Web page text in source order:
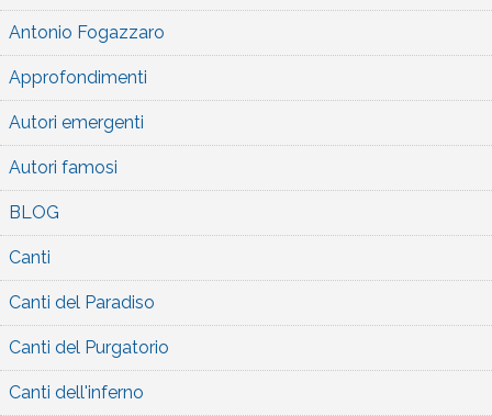
Antonio Fogazzaro
Approfondimenti
Autori emergenti
Autori famosi
BLOG
Canti
Canti del Paradiso
Canti del Purgatorio
Canti dell'inferno